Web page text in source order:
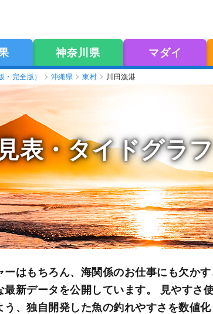
神奈川県 マダイ
完全版） 沖縄県 東村 川田漁港
表・タイドグラ
はもちろん、海関係のお仕事にも欠か
新データを公開しています。 見やすさ
、独自開発した魚の釣れやすさを数値